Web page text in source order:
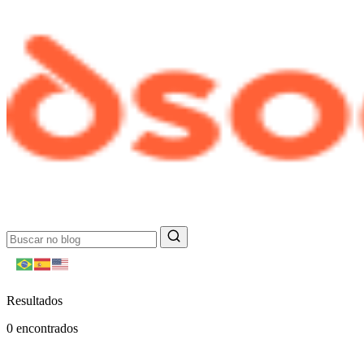
Resultados
0 encontrados